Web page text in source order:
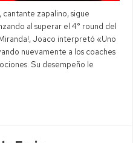
zapalino, sigue
al superar el 4° round del
Joaco interpretó «Uno
nuevamente a los coaches
Su desempeño le